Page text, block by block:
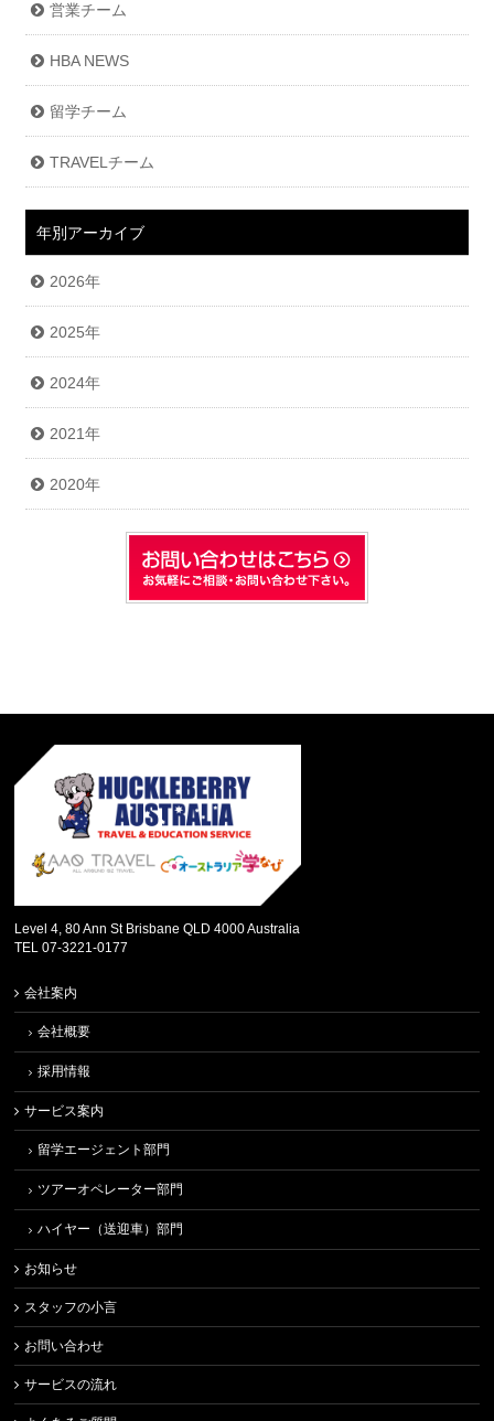
営業チーム
HBA NEWS
留学チーム
TRAVELチーム
年別アーカイブ
2026年
2025年
2024年
2021年
2020年
Level 4, 80 Ann St Brisbane QLD 4000 Australia
TEL 07-3221-0177
会社案内
会社概要
採用情報
サービス案内
留学エージェント部門
ツアーオペレーター部門
ハイヤー（送迎車）部門
お知らせ
スタッフの小言
お問い合わせ
サービスの流れ